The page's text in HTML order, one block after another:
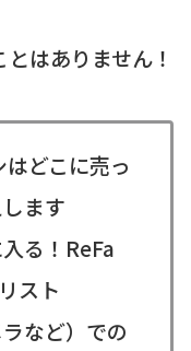
はありません！
どこに売っ
ます
る！ReFa
スト
など）での